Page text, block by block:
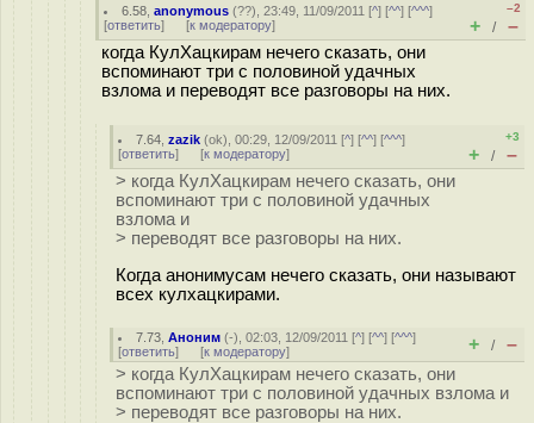
6.58 ,anonymous (??), 23:49, 11/09/2011 [^] [^^] [^^^]
[ответить] [к модератору]
–2
+ / –
когда КулХацкирам нечего сказать, они
вспоминают три с половиной удачных
взлома и переводят все разговоры на них.
7.64 ,zazik (ok), 00:29, 12/09/2011 [^] [^^] [^^^]
[ответить] [к модератору]
+3
+ / –
> когда КулХацкирам нечего сказать, они
вспоминают три с половиной удачных
взлома и
> переводят все разговоры на них.
Когда анонимусам нечего сказать, они называют
всех кулхацкирами.
7.73 ,Аноним (-), 02:03, 12/09/2011 [^] [^^] [^^^]
[ответить] [к модератору] + / –
> когда КулХацкирам нечего сказать, они
вспоминают три с половиной удачных взлома и
> переводят все разговоры на них.